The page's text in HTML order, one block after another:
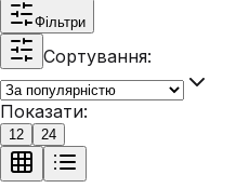
Фільтри
Сортування:
Показати:
12 24